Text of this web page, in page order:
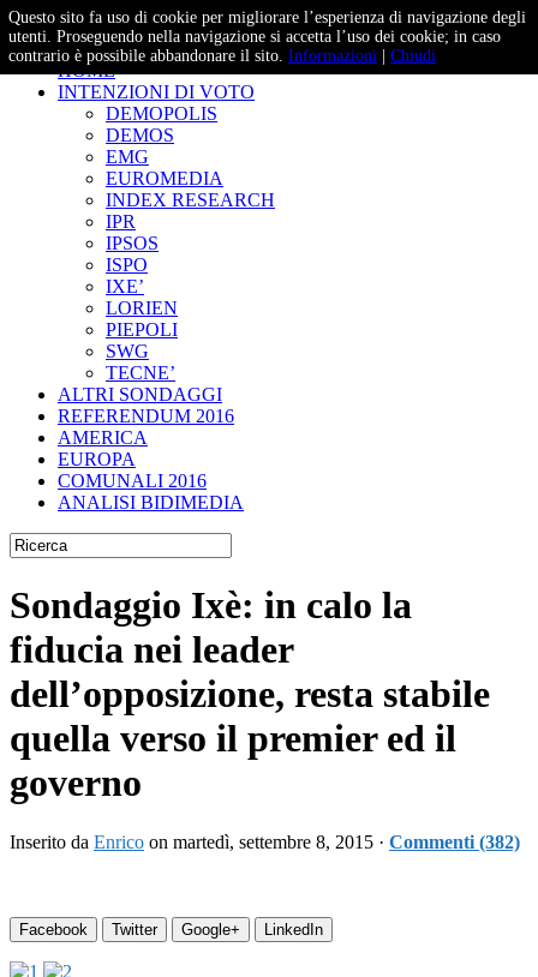
– Studi e Proiezioni Elettorali
HOME
INTENZIONI DI VOTO
DEMOPOLIS
DEMOS
EMG
EUROMEDIA
INDEX RESEARCH
IPR
IPSOS
ISPO
IXE’
LORIEN
PIEPOLI
SWG
TECNE’
ALTRI SONDAGGI
REFERENDUM 2016
AMERICA
EUROPA
COMUNALI 2016
ANALISI BIDIMEDIA
Sondaggio Ixè: in calo la
fiducia nei leader
dell’opposizione, resta stabile
quella verso il premier ed il
governo
Inserito da Enrico on martedì, settembre 8, 2015 · Commenti (382)
Facebook Twitter Google+ LinkedIn
Questo sito fa uso di cookie per migliorare l’esperienza di navigazione degli
utenti. Proseguendo nella navigazione si accetta l’uso dei cookie; in caso
contrario è possibile abbandonare il sito. Informazioni Chiudi